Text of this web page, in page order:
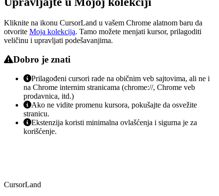
Kliknite na ikonu CursorLand u vašem Chrome alatnom baru da
otvorite Moja kolekcija. Tamo možete menjati kursor, prilagoditi
veličinu i upravljati podešavanjima.
Dobro je znati
Prilagođeni cursori rade na običnim veb sajtovima, ali ne i
na Chrome internim stranicama (chrome://, Chrome veb
prodavnica, itd.)
Ako ne vidite promenu kursora, pokušajte da osvežite
stranicu.
Ekstenzija koristi minimalna ovlašćenja i sigurna je za
korišćenje.
CursorLand